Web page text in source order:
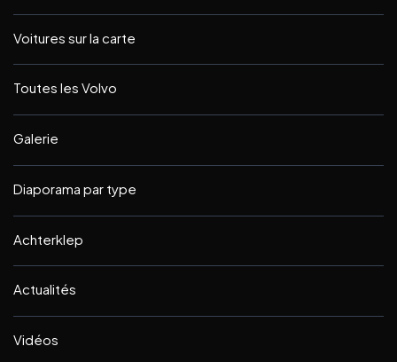
Voitures sur la carte
Toutes les Volvo
Galerie
Diaporama par type
Achterklep
Actualités
Vidéos